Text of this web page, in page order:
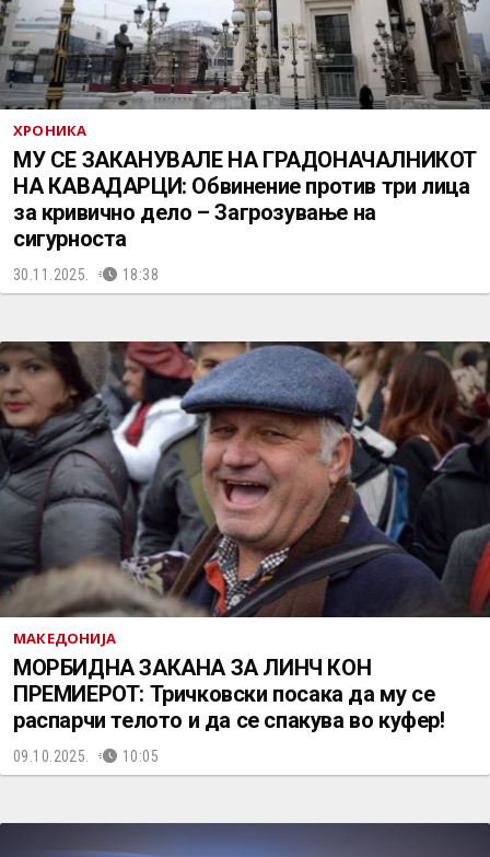
ХРОНИКА
МУ СЕ ЗАКАНУВАЛЕ НА ГРАДОНАЧАЛНИКОТ
НА КАВАДАРЦИ: Oбвинениe против три лица
за кривично дело – Загрозување на
сигурноста
30.11.2025. 18:38
МАКЕДОНИЈА
МОРБИДНА ЗАКАНА ЗА ЛИНЧ КОН
ПРЕМИЕРОТ: Тричковски посака да му се
распарчи телото и да се спакува во куфер!
09.10.2025. 10:05